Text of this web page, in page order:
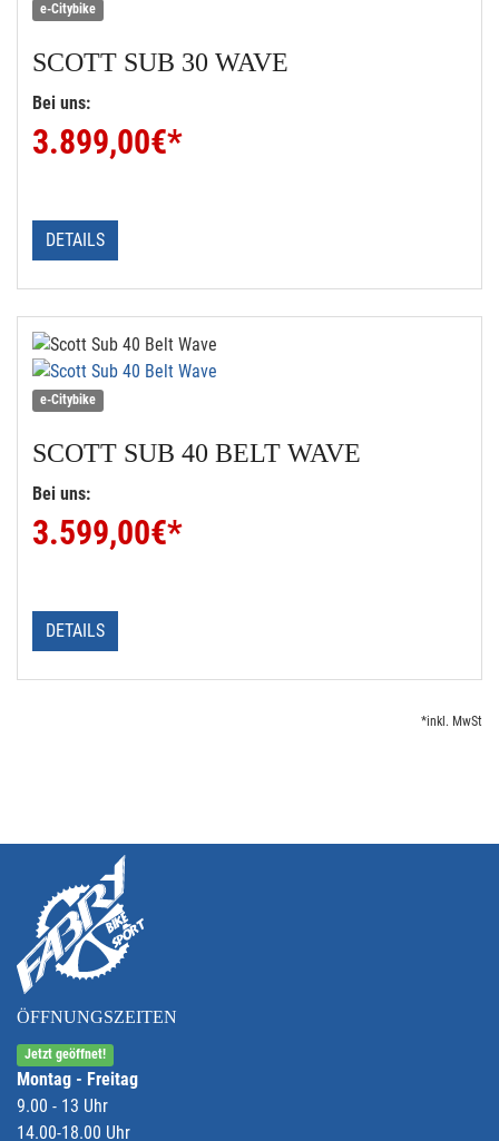
e-Citybike
SCOTT SUB 30 WAVE
Bei uns:
3.899,00€*
DETAILS
e-Citybike
SCOTT SUB 40 BELT WAVE
Bei uns:
3.599,00€*
DETAILS
*inkl. MwSt
ÖFFNUNGSZEITEN
Jetzt geöffnet!
Montag - Freitag
9.00 - 13 Uhr
14.00-18.00 Uhr